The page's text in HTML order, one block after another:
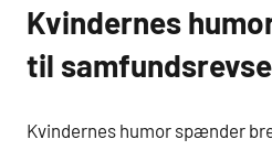
Kvindernes
til
Kvindernes humor spænder